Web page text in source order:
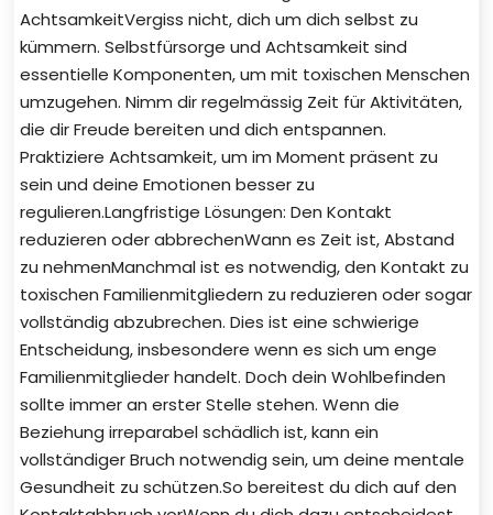
AchtsamkeitVergiss nicht, dich um dich selbst zu
kümmern. Selbstfürsorge und Achtsamkeit sind
essentielle Komponenten, um mit toxischen Menschen
umzugehen. Nimm dir regelmässig Zeit für Aktivitäten,
die dir Freude bereiten und dich entspannen.
Praktiziere Achtsamkeit, um im Moment präsent zu
sein und deine Emotionen besser zu
regulieren.Langfristige Lösungen: Den Kontakt
reduzieren oder abbrechenWann es Zeit ist, Abstand
zu nehmenManchmal ist es notwendig, den Kontakt zu
toxischen Familienmitgliedern zu reduzieren oder sogar
vollständig abzubrechen. Dies ist eine schwierige
Entscheidung, insbesondere wenn es sich um enge
Familienmitglieder handelt. Doch dein Wohlbefinden
sollte immer an erster Stelle stehen. Wenn die
Beziehung irreparabel schädlich ist, kann ein
vollständiger Bruch notwendig sein, um deine mentale
Gesundheit zu schützen.So bereitest du dich auf den